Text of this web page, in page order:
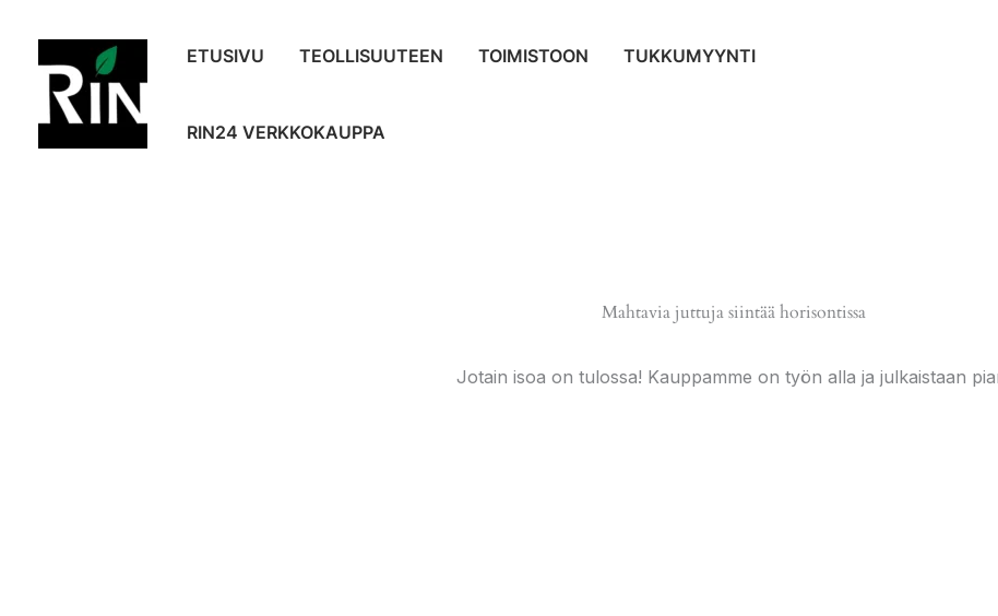
sisältöön
ETUSIVU TEOLLISUUTEEN TOIMISTOON TUKKUMYYNTI
RIN24 VERKKOKAUPPA
Mahtavia juttuja siintää horisontissa
Jotain isoa on tulossa! Kauppamme on työn alla ja julkaistaan